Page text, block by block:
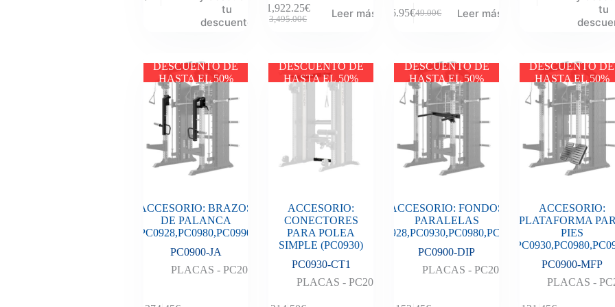
tu
descuento
3,495.00€
1,922.25€ Leer más 49.00€
26.95€ Leer más
tu
DESCUENTO DE
HASTA EL 50%
ACCESORIO: BRAZOS
DE PALANCA
(PC0928,PC0980,PC0990)
PC0900-JA
PLACAS - PC20
DESCUENTO DE
HASTA EL 50%
ACCESORIO:
CONECTORES
PARA POLEA
SIMPLE (PC0930)
PC0930-CT1
PLACAS - PC20
DESCUENTO DE
HASTA EL 50%
ACCESORIO: FONDOS
PARALELAS
(PC0928,PC0930,PC0980,PC0990)
PC0900-DIP
PLACAS - PC20
DESCUENTO DE
HASTA EL 50%
ACCESORIO:
PLATAFORMA
PIES
PC0900-MFP
PLACAS -